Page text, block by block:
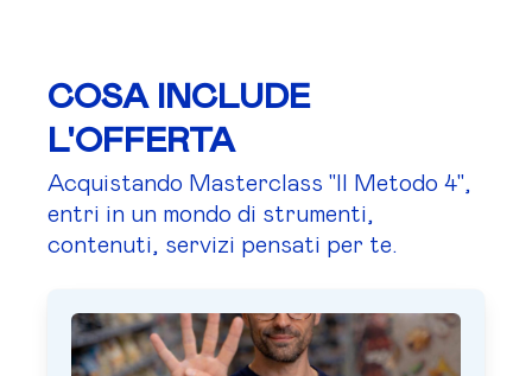
COSA INCLUDE
L'OFFERTA
Acquistando Masterclass "Il Metodo 4",
entri in un mondo di strumenti,
contenuti, servizi pensati per te.